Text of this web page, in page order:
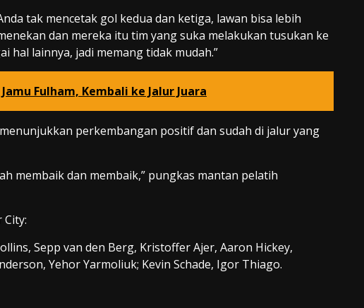
tak mencetak gol kedua dan ketiga, lawan bisa lebih
dan mereka itu tim yang suka melakukan tusukan ke
hal lainnya, jadi memang tidak mudah.”
Fulham, Kembali ke Jalur Juara
perkembangan positif dan sudah di jalur yang
membaik dan membaik,” pungkas mantan pelatih
Sepp van den Berg, Kristoffer Ajer, Aaron Hickey,
Yehor Yarmoliuk; Kevin Schade, Igor Thiago.